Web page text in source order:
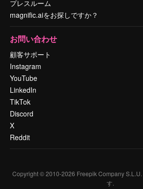
プレスルーム
magnific.aiをお探しですか？
お問い合わせ
顧客サポート
Instagram
YouTube
LinkedIn
TikTok
Discord
X
Reddit
Copyright © 2010-2026 Freepik Company S.L.U.
す.